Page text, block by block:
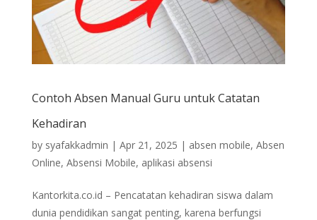
Contoh Absen Manual Guru untuk Catatan
Kehadiran
by syafakkadmin | Apr 21, 2025 | absen mobile, Absen
Online, Absensi Mobile, aplikasi absensi
Kantorkita.co.id – Pencatatan kehadiran siswa dalam
dunia pendidikan sangat penting, karena berfungsi